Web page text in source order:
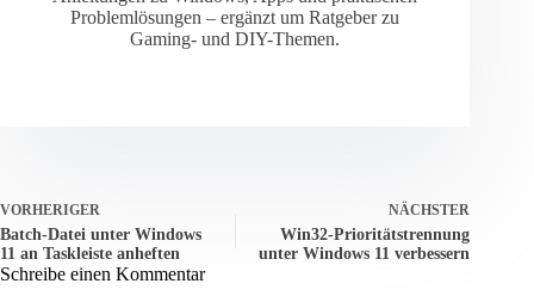
Problemlösungen – ergänzt um Ratgeber zu
Gaming- und DIY-Themen.
VORHERIGER
Batch-Datei unter Windows
11 an Taskleiste anheften
NÄCHSTER
Win32-Prioritätstrennung
unter Windows 11 verbessern
Schreibe einen Kommentar